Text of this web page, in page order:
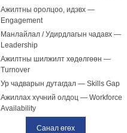
Ажилтны оролцоо, идэвх —
Engagement
Манлайлал / Удирдлагын чадавх —
Leadership
Ажилтны шилжилт хөдөлгөөн —
Turnover
Ур чадварын дутагдал — Skills Gap
Ажиллах хүчний олдоц — Workforce
Availability